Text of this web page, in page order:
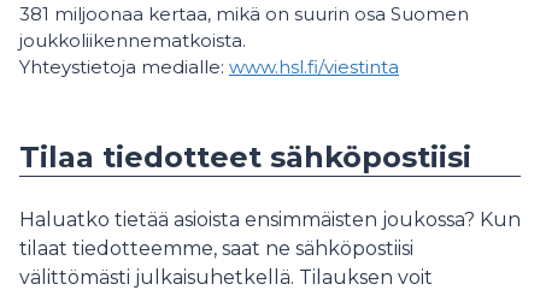
381 miljoonaa kertaa, mikä on suurin osa Suomen
joukkoliikennematkoista.
Yhteystietoja medialle: www.hsl.fi/viestinta
Tilaa tiedotteet sähköpostiisi
Haluatko tietää asioista ensimmäisten joukossa? Kun
tilaat tiedotteemme, saat ne sähköpostiisi
välittömästi julkaisuhetkellä. Tilauksen voit